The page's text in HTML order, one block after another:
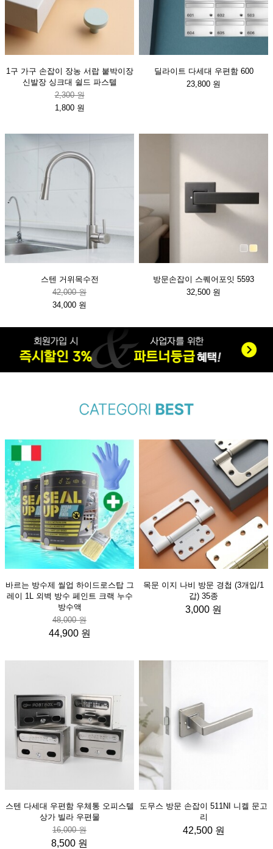
1구 가구 손잡이 장농 서랍 붙박이장
신발장 싱크대 쉴드 파스텔
2,300 원
1,800 원
딜라이트 다세대 우편함 600
23,800 원
스텐 거위목수전
42,000 원
34,000 원
방문손잡이 스퀘어포잇 5593
32,500 원
바르는 방수제 씰업 하이드로스탑 그
레이 1L 외벽 방수 페인트 크랙 누수
방수액
48,000 원
44,900 원
목문 이지 나비 방문 경첩 (3개입/1
갑) 35종
3,000 원
스텐 다세대 우편함 우체통 오피스텔
상가 빌라 우편물
16,000 원
8,500 원
도무스 방문 손잡이 511NI 니켈 문고
리
42,500 원